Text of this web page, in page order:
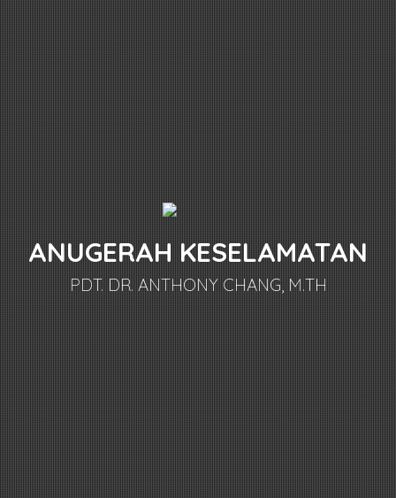
ANUGERAH KESELAMATAN
PDT. DR. ANTHONY CHANG, M.TH